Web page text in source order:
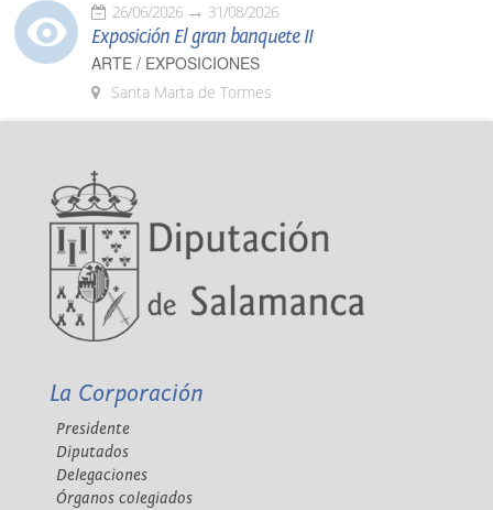
26/06/2026 31/08/2026
Exposición El gran banquete II
ARTE / EXPOSICIONES
Santa Marta de Tormes
La Corporación
Presidente
Diputados
Delegaciones
Órganos colegiados